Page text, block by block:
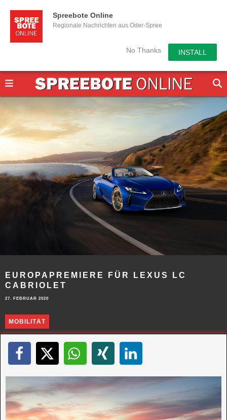
Spreebote Online
Regionale Nachrichten aus Oder-Spree
No Thanks INSTALL
EUROPAPREMIERE FÜR LEXUS LC
CABRIOLET
27. FEBRUAR 2020
MOBILITÄT